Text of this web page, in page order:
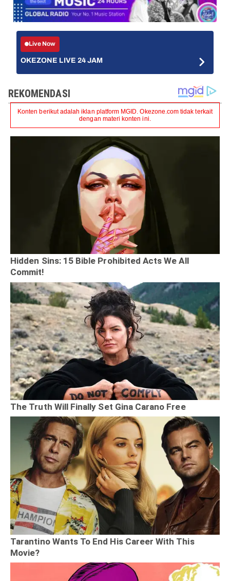
Live Now
OKEZONE LIVE 24 JAM